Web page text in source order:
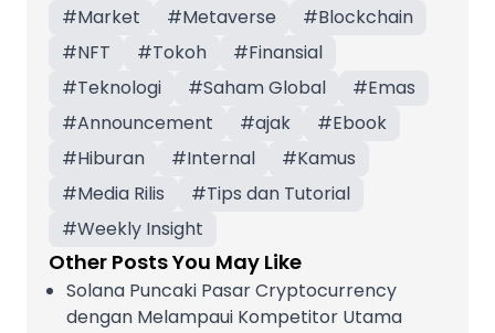
#Market #Metaverse #Blockchain
#NFT #Tokoh #Finansial
#Teknologi #Saham Global #Emas
#Announcement #ajak #Ebook
#Hiburan #Internal #Kamus
#Media Rilis #Tips dan Tutorial
#Weekly Insight
Other Posts You May Like
Solana Puncaki Pasar Cryptocurrency
dengan Melampaui Kompetitor Utama